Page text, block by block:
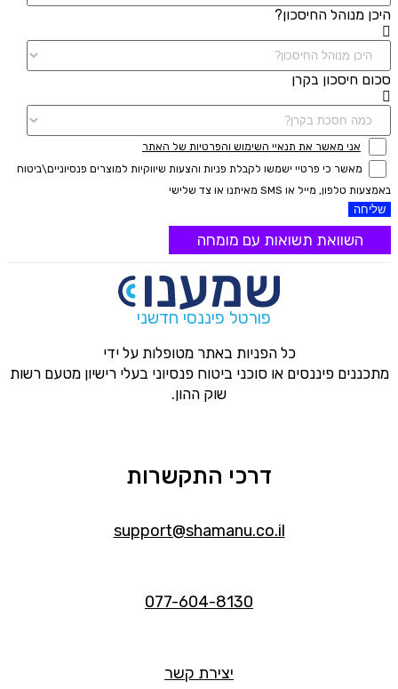
היכן מנוהל החיסכון?
סכום חיסכון בקרן
אני מאשר את תנאיי השימוש והפרטיות של האתר
מאשר כי פרטיי ישמשו לקבלת פניות והצעות שיווקיות למוצרים פנסיוניים\ביטוח
באמצעות טלפון, מייל או SMS מאיתנו או צד שלישי
שליחה
השוואת תשואות עם מומחה
פורטל פיננסי חדשני
כל הפניות באתר מטופלות על ידי
מתכננים פיננסים או סוכני ביטוח פנסיוני בעלי רישיון מטעם רשות
שוק ההון.
דרכי התקשרות
support@shamanu.co.il
077-604-8130
יצירת קשר